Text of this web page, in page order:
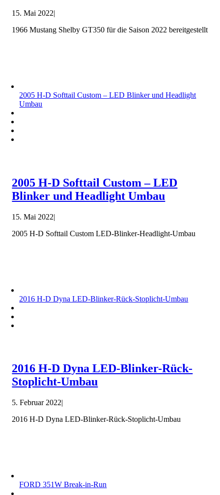
15. Mai 2022|
1966 Mustang Shelby GT350 für die Saison 2022 bereitgestellt
2005 H-D Softtail Custom – LED Blinker und Headlight
Umbau
2005 H-D Softtail Custom – LED
Blinker und Headlight Umbau
15. Mai 2022|
2005 H-D Softtail Custom LED-Blinker-Headlight-Umbau
2016 H-D Dyna LED-Blinker-Rück-Stoplicht-Umbau
2016 H-D Dyna LED-Blinker-Rück-
Stoplicht-Umbau
5. Februar 2022|
2016 H-D Dyna LED-Blinker-Rück-Stoplicht-Umbau
FORD 351W Break-in-Run